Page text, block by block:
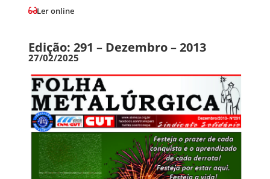
Ler online
Edição: 291 – Dezembro – 2013
27/02/2025